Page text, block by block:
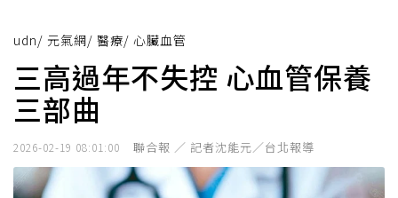
udn/ 元氣網/ 醫療/ 心臟血管
三高過年不失控 心血管保養
三部曲
2026-02-19 08:01:00 聯合報 ／ 記者沈能元／台北報導